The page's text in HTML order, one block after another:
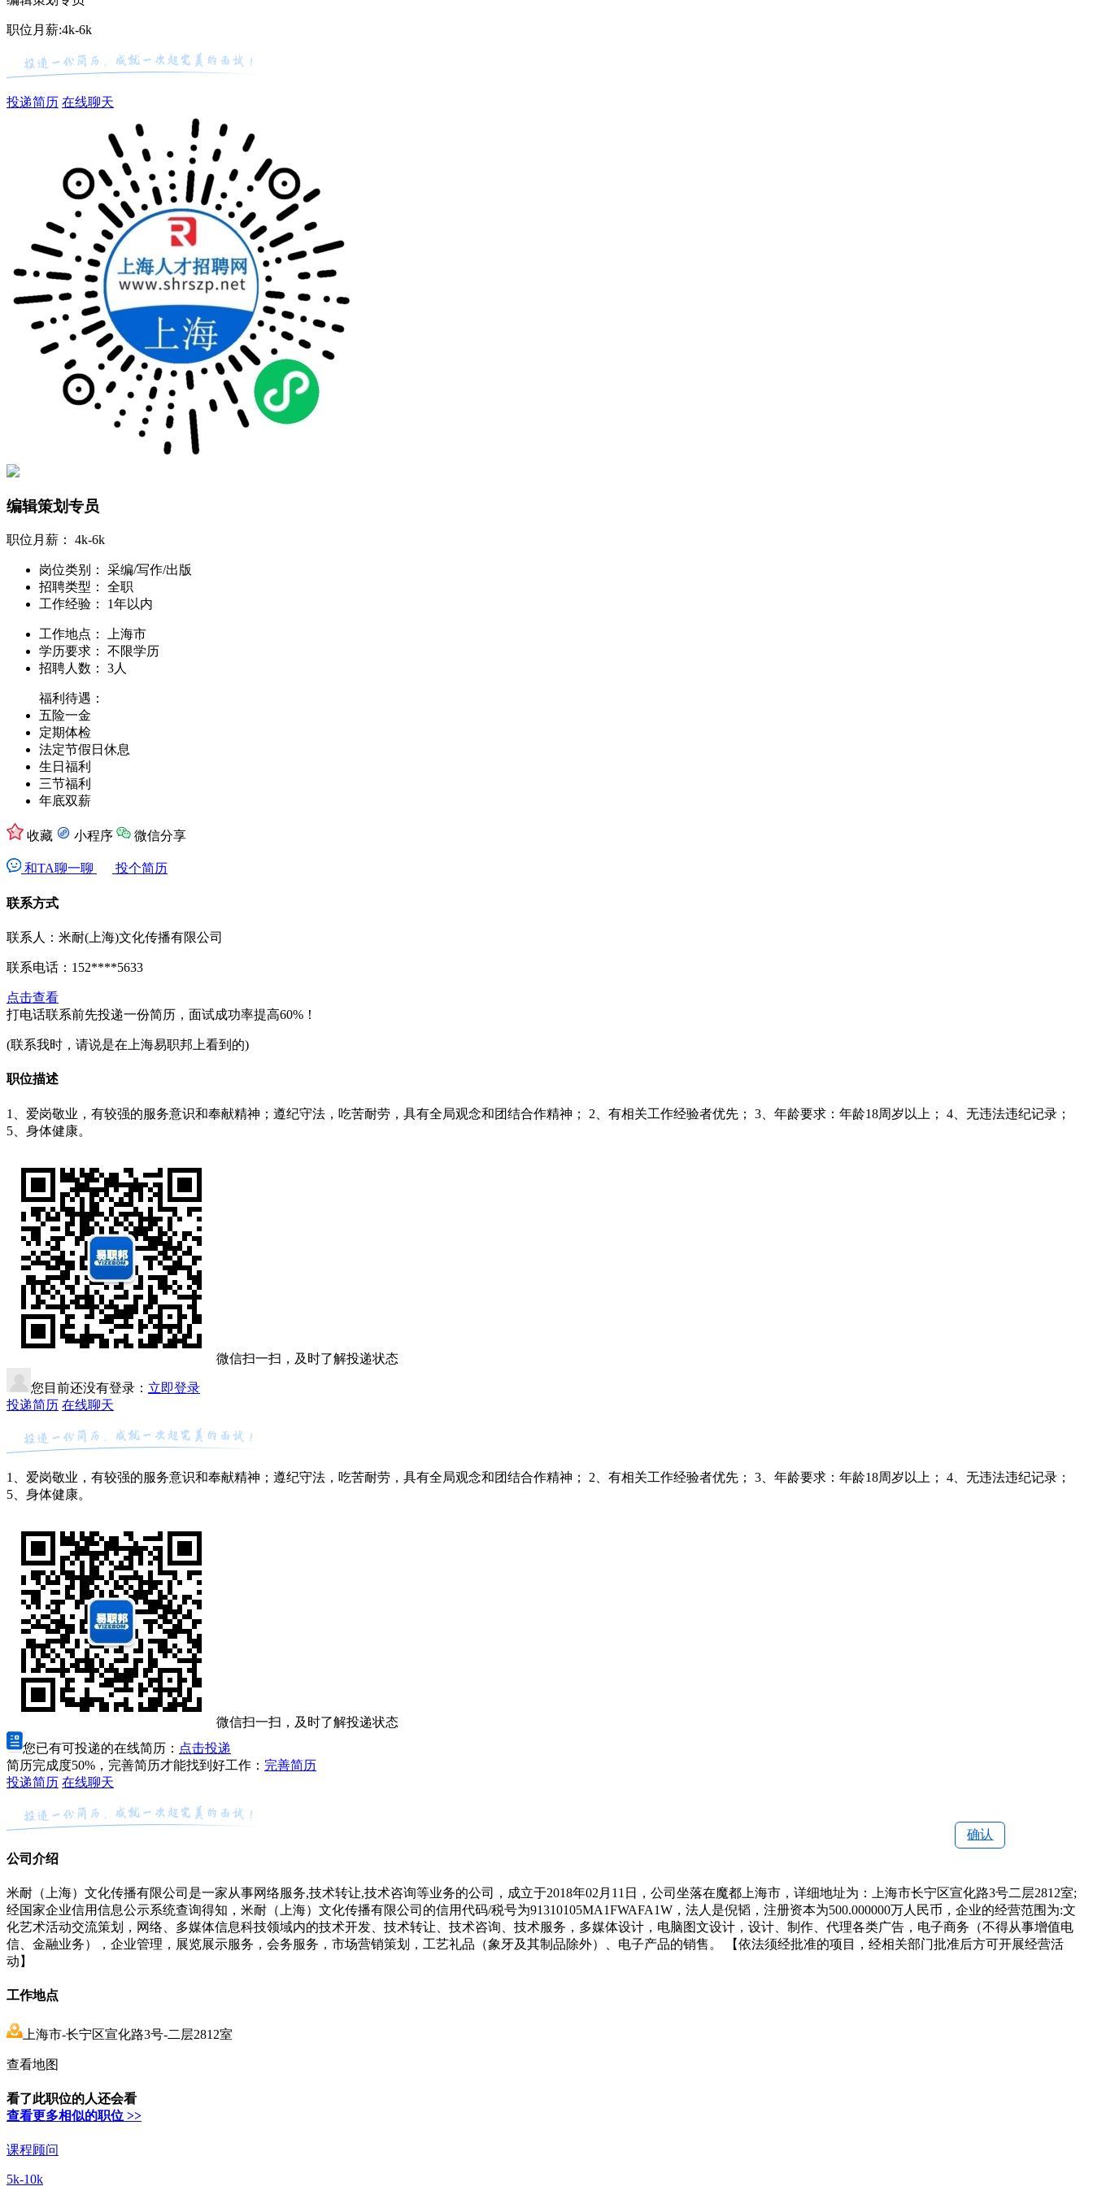
确认
职位月薪:4k-6k
投递简历 在线聊天
编辑策划专员
职位月薪： 4k-6k
岗位类别： 采编/写作/出版
招聘类型： 全职
工作经验： 1年以内
工作地点： 上海市
学历要求： 不限学历
招聘人数： 3人
福利待遇：
五险一金
定期体检
法定节假日休息
生日福利
三节福利
年底双薪
收藏 小程序 微信分享
和TA聊一聊 投个简历
联系方式
联系人：米耐(上海)文化传播有限公司
联系电话： 152****5633
点击查看
打电话联系前先投递一份简历，面试成功率提高60%！
(联系我时，请说是在上海易职邦上看到的)
职位描述
1、爱岗敬业，有较强的服务意识和奉献精神；遵纪守法，吃苦耐劳，具有全局观念和团结合作精神； 2、有相关工作经验者优先； 3、年龄要求：年龄18周岁以上； 4、无违法违纪记录；
5、身体健康。
微信扫一扫，及时了解投递状态
您目前还没有登录： 立即登录
投递简历 在线聊天
1、爱岗敬业，有较强的服务意识和奉献精神；遵纪守法，吃苦耐劳，具有全局观念和团结合作精神； 2、有相关工作经验者优先； 3、年龄要求：年龄18周岁以上； 4、无违法违纪记录；
5、身体健康。
微信扫一扫，及时了解投递状态
您已有可投递的在线简历： 点击投递
简历完成度50%，完善简历才能找到好工作： 完善简历
投递简历 在线聊天
公司介绍
米耐（上海）文化传播有限公司是一家从事网络服务,技术转让,技术咨询等业务的公司，成立于2018年02月11日，公司坐落在魔都上海市，详细地址为：上海市长宁区宣化路3号二层2812室;
经国家企业信用信息公示系统查询得知，米耐（上海）文化传播有限公司的信用代码/税号为91310105MA1FWAFA1W，法人是倪韬，注册资本为500.000000万人民币，企业的经营范围为:文
化艺术活动交流策划，网络、多媒体信息科技领域内的技术开发、技术转让、技术咨询、技术服务，多媒体设计，电脑图文设计，设计、制作、代理各类广告，电子商务（不得从事增值电
信、金融业务），企业管理，展览展示服务，会务服务，市场营销策划，工艺礼品（象牙及其制品除外）、电子产品的销售。 【依法须经批准的项目，经相关部门批准后方可开展经营活
动】
工作地点
上海市-长宁区宣化路3号-二层2812室
查看地图
看了此职位的人还会看
查看更多相似的职位 >>
课程顾问
5k-10k